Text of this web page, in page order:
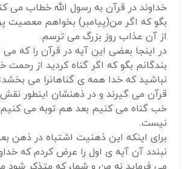
خداوند در قرآن به رسول الله خطاب می
بگو که اگر من(پیامبر) بخواهم معصیت
از آن عذاب روز بزرگ می ترسم.
در اینجا بعضی این آیه در قرآن را که می
بندگانم بگو که اگر گناه کردید از رحمت
نباشید که خدا همه ی گناهانرا می
قرآن می گیرند و در ذهنشان اینطور
خب گناه می کنیم بعد هم توبه می کنیم
نیست.
برای اینکه این ذهنیت اشتباه در ذهن
نبندد آن آیه ی اول را عرض کردم که
می فرماید نه من و شما، که متذکر شود